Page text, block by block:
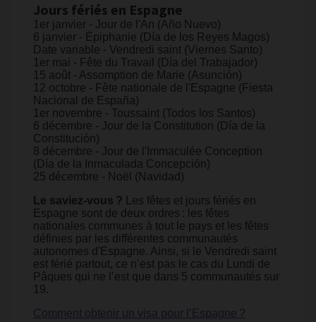
Jours fériés en Espagne
1er janvier - Jour de l'An (Año Nuevo)
6 janvier - Épiphanie (Día de los Reyes Magos)
Date variable - Vendredi saint (Viernes Santo)
1er mai - Fête du Travail (Día del Trabajador)
15 août - Assomption de Marie (Asunción)
12 octobre - Fête nationale de l'Espagne (Fiesta
Nacional de España)
1er novembre - Toussaint (Todos los Santos)
6 décembre - Jour de la Constitution (Día de la
Constitución)
8 décembre - Jour de l'Immaculée Conception
(Día de la Inmaculada Concepción)
25 décembre - Noël (Navidad)
Le saviez-vous ?
Les fêtes et jours fériés en
Espagne sont de deux ordres : les fêtes
nationales communes à tout le pays et les fêtes
définies par les différentes communautés
autonomes d'Espagne. ​Ainsi, si le Vendredi saint
est férié partout, ce n’est pas le cas du Lundi de
Pâques qui ne l’est que dans 5 communautés sur
19.
Comment obtenir un visa pour l’Espagne ?